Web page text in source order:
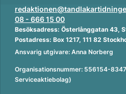
08 - 666 15 00
Besöksadress: Österlånggatan 43,
Postadress: Box 1217, 111 82
Ansvarig utgivare: Anna Norberg
Organisationsnummer: 556154-
Serviceaktiebolag)